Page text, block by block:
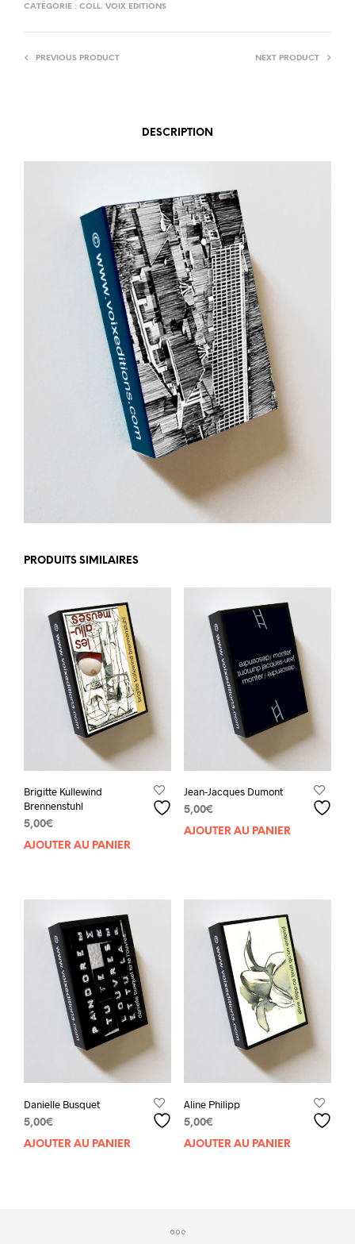
CATÉGORIE : COLL. VOIX EDITIONS
PREVIOUS PRODUCT NEXT PRODUCT
DESCRIPTION
PRODUITS SIMILAIRES
Brigitte Kullewind
Brennenstuhl
5,00€
AJOUTER AU PANIER
Jean-Jacques Dumont
5,00€
AJOUTER AU PANIER
Danielle Busquet
5,00€
AJOUTER AU PANIER
Aline Philipp
5,00€
AJOUTER AU PANIER